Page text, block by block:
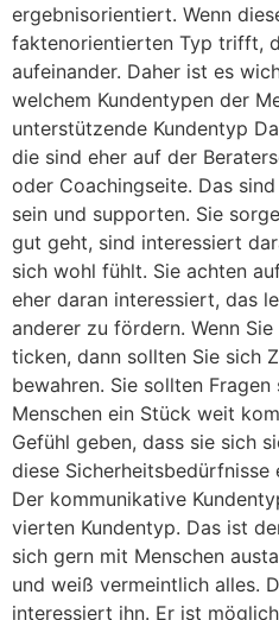
ergebnisorientiert. Wenn
faktenorientierten Typ trifft,
aufeinander. Daher ist es
welchem Kundentypen der
unterstützende Kundentyp
die sind eher auf der
oder Coachingseite. Das
sein und supporten. Sie
gut geht, sind interessiert
sich wohl fühlt. Sie achten
eher daran interessiert, das
anderer zu fördern. Wenn
ticken, dann sollten Sie sich
bewahren. Sie sollten
Menschen ein Stück weit
Gefühl geben, dass sie sich
diese Sicherheitsbedürfnisse
Der kommunikative
vierten Kundentyp. Das ist
sich gern mit Menschen
und weiß vermeintlich alles.
interessiert ihn. Er ist